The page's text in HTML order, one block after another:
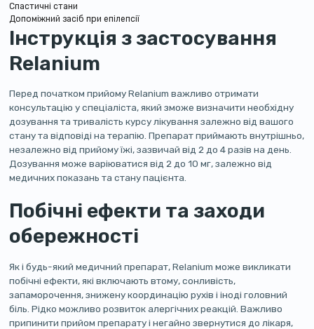
Спастичні стани
Допоміжний засіб при епілепсії
Інструкція з застосування
Relanium
Перед початком прийому Relanium важливо отримати
консультацію у спеціаліста, який зможе визначити необхідну
дозування та тривалість курсу лікування залежно від вашого
стану та відповіді на терапію. Препарат приймають внутрішньо,
незалежно від прийому їжі, зазвичай від 2 до 4 разів на день.
Дозування може варіюватися від 2 до 10 мг, залежно від
медичних показань та стану пацієнта.
Побічні ефекти та заходи
обережності
Як і будь-який медичний препарат, Relanium може викликати
побічні ефекти, які включають втому, сонливість,
запаморочення, знижену координацію рухів і іноді головний
біль. Рідко можливо розвиток алергічних реакцій. Важливо
припинити прийом препарату і негайно звернутися до лікаря,